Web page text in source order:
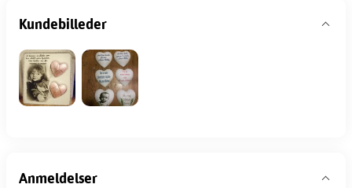
Kundebilleder
Anmeldelser